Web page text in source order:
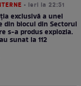
• ieri la 22:51
exclusivă a unei
din blocul din Sectorul
s-a produs explozia.
sunat la 112